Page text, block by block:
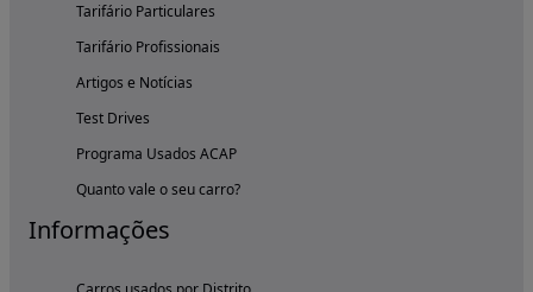
Tarifário Particulares
Tarifário Profissionais
Artigos e Notícias
Test Drives
Programa Usados ACAP
Quanto vale o seu carro?
Informações